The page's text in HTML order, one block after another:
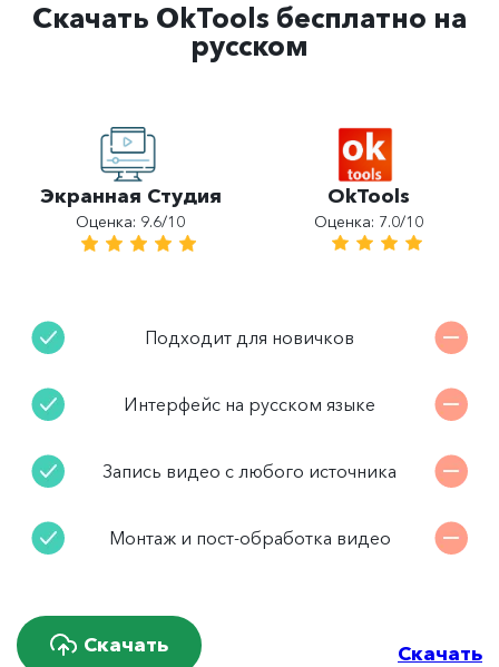
Скачать OkTools бесплатно на
русском
Экранная Студия
Оценка: 9.6/10
OkTools
Оценка: 7.0/10
Подходит для новичков
Интерфейс на русском языке
Запись видео с любого источника
Монтаж и пост-обработка видео
Скачать Скачать